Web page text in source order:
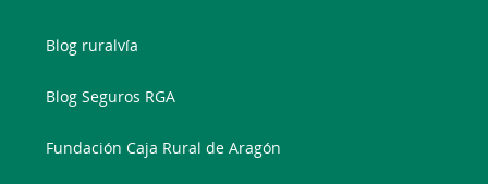
Blog ruralvía
Blog Seguros RGA
Fundación Caja Rural de Aragón